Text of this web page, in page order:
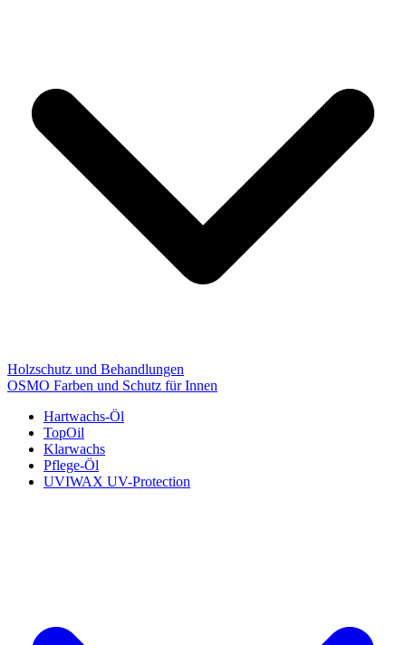
Holzschutz und Behandlungen
OSMO Farben und Schutz für Innen
Hartwachs-Öl
TopOil
Klarwachs
Pflege-Öl
UVIWAX UV-Protection